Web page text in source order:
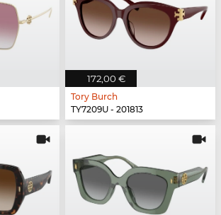
172,00 €
Tory Burch
TY7209U - 201813